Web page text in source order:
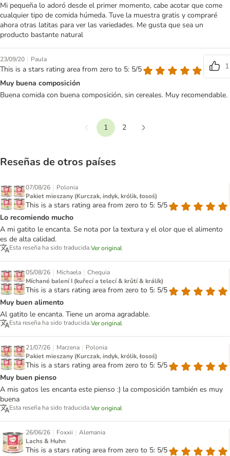
Mi pequeña lo adoró desde el primer momento, cabe acotar que come
cualquier tipo de comida húmeda. Tuve la muestra gratis y compraré
ahora otras latitas para ver las variedades. Me gusta que sea un
producto bastante natural
23/09/20 | Paula
This is a stars rating area from zero to 5: 5/5
1
Muy buena composición
Buena comida con buena composición, sin cereales. Muy recomendable.
Anterior
1
2
Reseñas de otros países
07/08/26 | Polonia
Pakiet mieszany (Kurczak, indyk, królik, łosoś)
This is a stars rating area from zero to 5: 5/5
Lo recomiendo mucho
A mi gatito le encanta. Se nota por la textura y el olor que el alimento
es de alta calidad.
Esta reseña ha sido traducida.Ver original
05/08/26 | Michaela | Chequia
Míchané balení I (kuřecí a telecí & krůtí & králík)
This is a stars rating area from zero to 5: 5/5
Muy buen alimento
Al gatito le encanta. Tiene un aroma agradable.
Esta reseña ha sido traducida.Ver original
21/07/26 | Marzena | Polonia
Pakiet mieszany (Kurczak, indyk, królik, łosoś)
This is a stars rating area from zero to 5: 5/5
Muy buen pienso
A mis gatos les encanta este pienso :) la composición también es muy
buena
Esta reseña ha sido traducida.Ver original
26/06/26 | Foxxii | Alemania
Lachs & Huhn
This is a stars rating area from zero to 5: 5/5